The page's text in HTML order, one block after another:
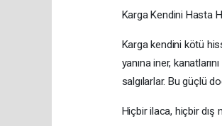
Karga Kendini Hasta
Karga kendini kötü
yanına iner,
salgılarlar. Bu güçlü
Hiçbir ilaca, hiçbir dış